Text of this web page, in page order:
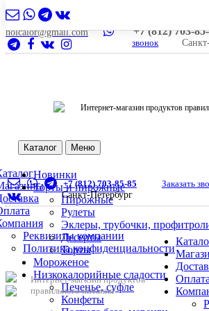
nolcalor@gmail.com +7 (812) 703-
звонок
Интернет-магазин продуктов
Каталог Меню
Реквизиты компании
Политика конфиденциальности
Новинки
Торты и пирожные
Пирожные
Рулеты
Эклеры, трубочки,
Десерты
Торты
Мороженое
Низкокалорийные сладости
Печенье, суфле
Конфеты
+7 (812) 703-85-85
Заказать
Санкт-Петербург
Интернет-магазин продуктов
правильного питания
Оплата